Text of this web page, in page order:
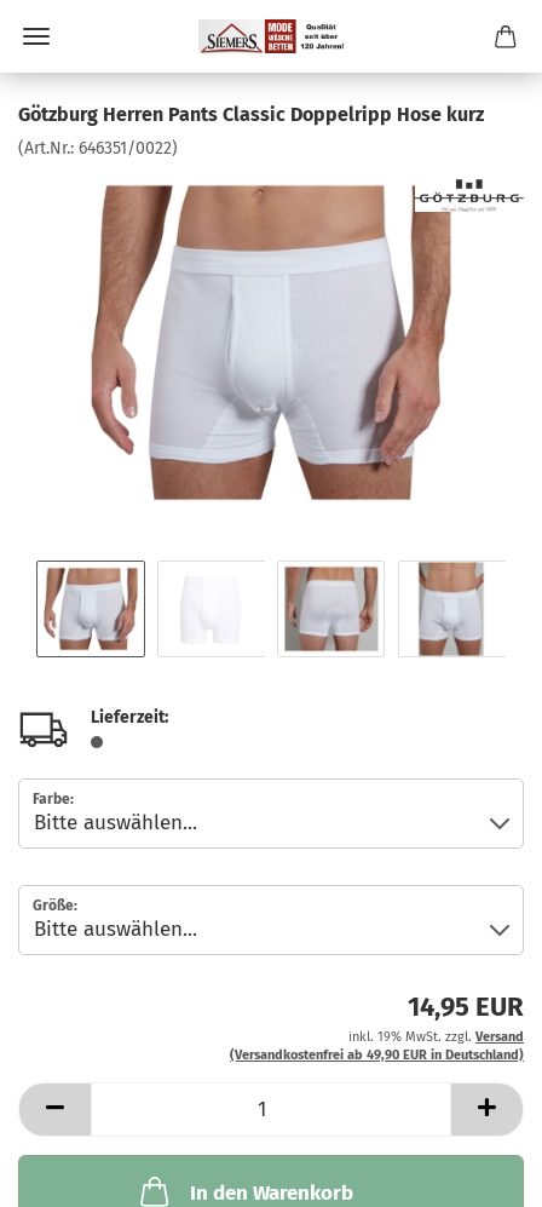
Götzburg Herren Pants Classic Doppelripp Hose kurz
(Art.Nr.: 646351/0022)
Lieferzeit:
Farbe:
Größe:
14,95 EUR
inkl. 19% MwSt. zzgl. Versand
(Versandkostenfrei ab 49,90 EUR in Deutschland)
In den Warenkorb